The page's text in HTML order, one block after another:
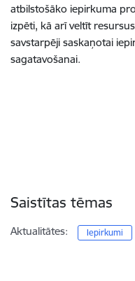
atbilstošāko iepirkuma
izpēti, kā arī veltīt
savstarpēji saskaņotai
sagatavošanai.
Saistītas tēmas
Aktualitātes: Iepirkumi